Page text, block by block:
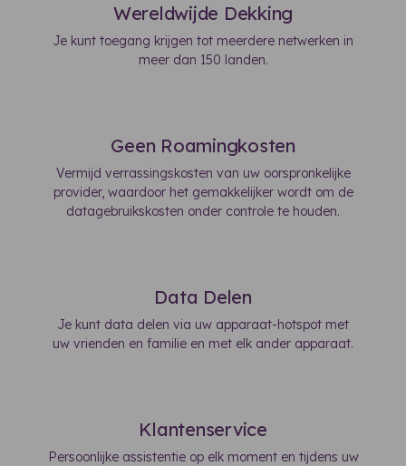
Wereldwijde Dekking
Je kunt toegang krijgen tot meerdere netwerken in
meer dan 150 landen.
Geen Roamingkosten
Vermijd verrassingskosten van uw oorspronkelijke
provider, waardoor het gemakkelijker wordt om de
datagebruikskosten onder controle te houden.
Data Delen
Je kunt data delen via uw apparaat-hotspot met
uw vrienden en familie en met elk ander apparaat.
Klantenservice
Persoonlijke assistentie op elk moment en tijdens uw